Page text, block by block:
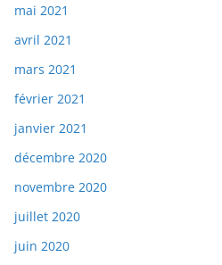
mai 2021
avril 2021
mars 2021
février 2021
janvier 2021
décembre 2020
novembre 2020
juillet 2020
juin 2020